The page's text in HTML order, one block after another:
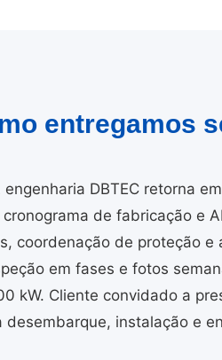
entregamos
DBTEC retorna
de fabricação e
coordenação de proteção e
em fases e fotos
kW. Cliente convidado a
desembarque, instalação e